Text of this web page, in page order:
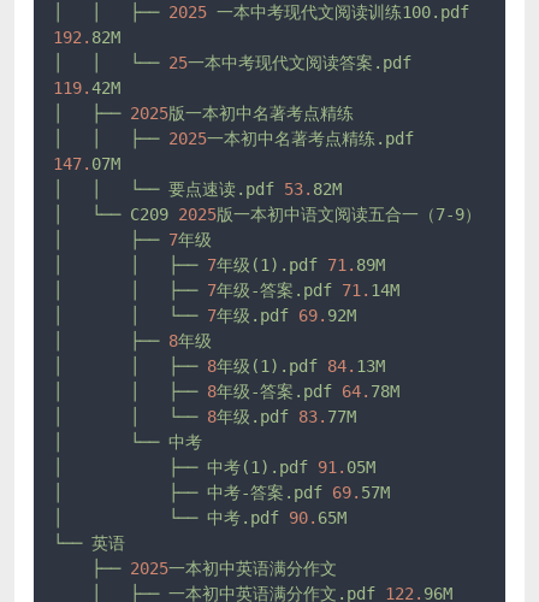
├── 2025 一本中考现代文阅读训练100.pdf
192. 82M
└── 25一本中考现代文阅读答案.pdf
119.42M
├── 2025版一本初中名著考点精练
├── 2025一本初中名著考点精练.pdf
147. 07M
└── 要点速读.pdf 53. 82M
└── C209 2025版一本初中语文阅读五合一（7-9）
├── 7年级
├── 7年级(1).pdf 71. 89M
├── 7年级-答案.pdf 71. 14M
└── 7年级.pdf 69. 92M
├── 8年级
├── 8年级(1).pdf 84. 13M
├── 8年级-答案.pdf 64. 78M
└── 8年级.pdf 83. 77M
└── 中考
├── 中考(1).pdf 91. 05M
├── 中考-答案.pdf 69. 57M
└── 中考.pdf 90. 65M
└── 英语
├── 2025一本初中英语满分作文
├── 一本初中英语满分作文.pdf 122. 96M